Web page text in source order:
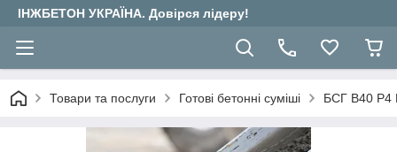
ІНЖБЕТОН УКРАЇНА. Довірся лідеру!
Товари та послуги Готові бетонні суміші БСГ В40 Р4